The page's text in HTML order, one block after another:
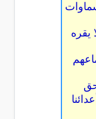
يقره